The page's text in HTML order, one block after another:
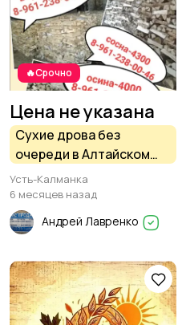
🔥Срочно
Цена не указана
Сухие дрова без
очереди в Алтайском
крае. Есть доставка.
Усть-Калманка
6 месяцев назад
Андрей Лавренко